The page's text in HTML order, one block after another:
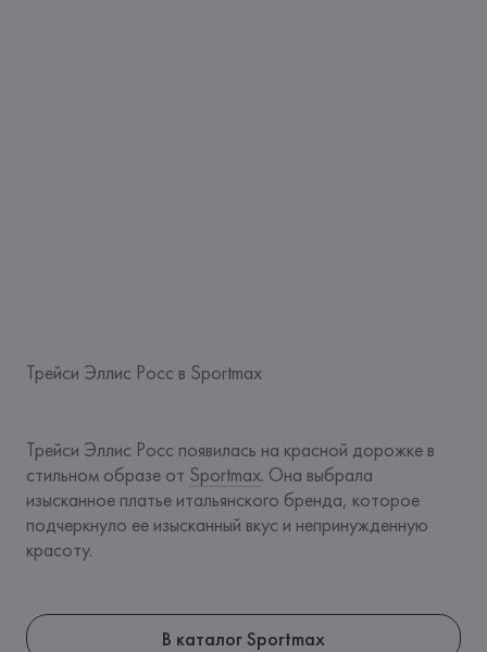
Трейси Эллис Росс в Sportmax
Трейси Эллис Росс появилась на красной дорожке в
стильном образе от Sportmax. Она выбрала
изысканное платье итальянского бренда, которое
подчеркнуло ее изысканный вкус и непринужденную
красоту.
В каталог Sportmax